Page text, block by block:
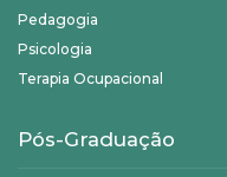
Pedagogia
Psicologia
Terapia Ocupacional
Pós-Graduação